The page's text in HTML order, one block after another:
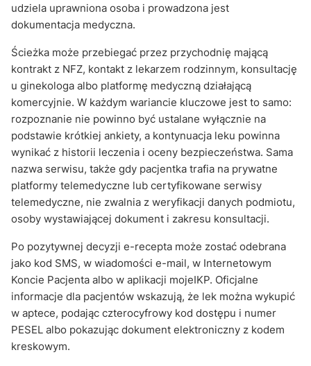
udziela uprawniona osoba i prowadzona jest
dokumentacja medyczna.
Ścieżka może przebiegać przez przychodnię mającą
kontrakt z NFZ, kontakt z lekarzem rodzinnym, konsultację
u ginekologa albo platformę medyczną działającą
komercyjnie. W każdym wariancie kluczowe jest to samo:
rozpoznanie nie powinno być ustalane wyłącznie na
podstawie krótkiej ankiety, a kontynuacja leku powinna
wynikać z historii leczenia i oceny bezpieczeństwa. Sama
nazwa serwisu, także gdy pacjentka trafia na prywatne
platformy telemedyczne lub certyfikowane serwisy
telemedyczne, nie zwalnia z weryfikacji danych podmiotu,
osoby wystawiającej dokument i zakresu konsultacji.
Po pozytywnej decyzji e-recepta może zostać odebrana
jako kod SMS, w wiadomości e-mail, w Internetowym
Koncie Pacjenta albo w aplikacji mojeIKP. Oficjalne
informacje dla pacjentów wskazują, że lek można wykupić
w aptece, podając czterocyfrowy kod dostępu i numer
PESEL albo pokazując dokument elektroniczny z kodem
kreskowym.